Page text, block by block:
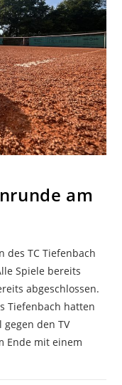
am
des TC Tiefenbach
Spiele bereits
abgeschlossen.
Tiefenbach hatten
den TV
Ende mit einem